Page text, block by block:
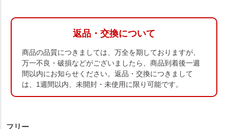
返品・交換について
商品の品質につきましては、万全を期しておりますが、
万一不良・破損などがございましたら、商品到着後一週
間以内にお知らせください。返品・交換につきまして
は、1週間以内、未開封・未使用に限り可能です。
フリー